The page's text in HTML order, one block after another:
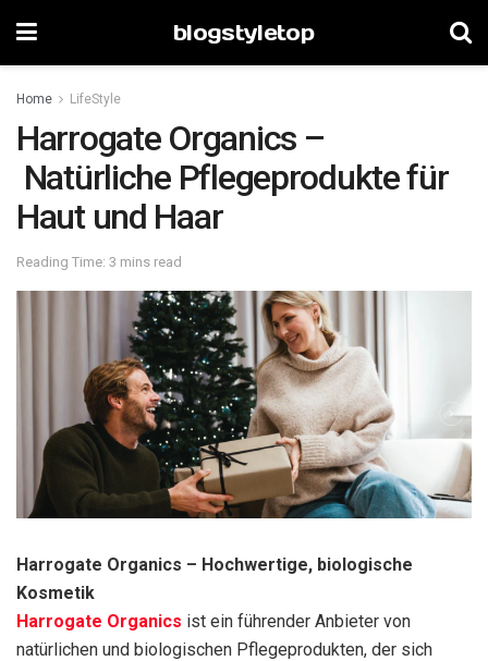
blogstyletop
Home LifeStyle
Harrogate Organics –
Natürliche Pflegeprodukte für
Haut und Haar
Reading Time: 3 mins read
Harrogate Organics – Hochwertige, biologische
Kosmetik
Harrogate Organics ist ein führender Anbieter von
natürlichen und biologischen Pflegeprodukten, der sich